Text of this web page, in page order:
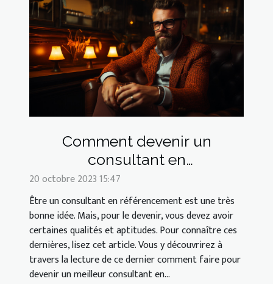
Comment devenir un
consultant en
référencement ?
20 octobre 2023 15:47
Être un consultant en référencement est une très
bonne idée. Mais, pour le devenir, vous devez avoir
certaines qualités et aptitudes. Pour connaître ces
dernières, lisez cet article. Vous y découvrirez à
travers la lecture de ce dernier comment faire pour
devenir un meilleur consultant en...